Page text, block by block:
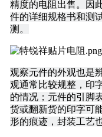
精度的电阻出售。因
件的详细规格书和测
测。
观察元件的外观也是
观通常比较规整，印
的情况；元件的引脚
货或翻新货的印字可
形的痕迹，封装工艺